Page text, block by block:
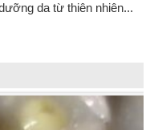
da từ thiên nhiên...